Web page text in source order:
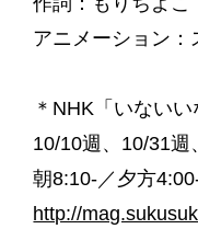
アニメーション：
＊NHK「いないい
10/10週、10/31週
朝8:10-／夕方
http://